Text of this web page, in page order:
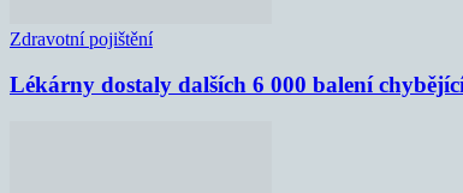
Zdravotní pojištění
Lékárny dostaly dalších 6 000 balení